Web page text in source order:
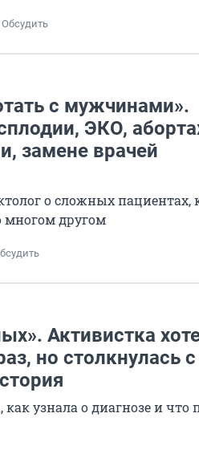
Обсудить
с мужчинами».
ЭКО,
замене врачей
о сложных пациентах,
многом другом
Активистка
но столкнулась с
как узнала о диагнозе и что